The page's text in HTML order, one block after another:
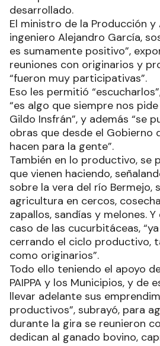
desarrollado.
El ministro de la Producción y
ingeniero Alejandro García,
es sumamente positivo”,
reuniones con originarios y
“fueron muy participativas”.
Eso les permitió
“es algo que siempre nos
Gildo Insfrán”, y además “se
obras que desde el Gobierno
hacen para la gente”.
También en lo productivo, se
que vienen haciendo,
sobre la vera del río Bermejo,
agricultura en cercos,
zapallos, sandías y melones.
caso de las cucurbitáceas,
cerrando el ciclo productivo,
como originarios”.
Todo ello teniendo el apoyo
PAIPPA y los Municipios, y de
llevar adelante sus
productivos”, subrayó, para
durante la gira se reunieron
dedican al ganado bovino,